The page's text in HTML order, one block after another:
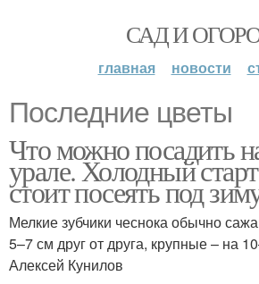
САД И
главная новости
Последние цветы
Что можно посадить
урале. Холодный
стоит посеять под
Мелкие зубчики чеснока обычно
5–7 см друг от друга, крупные – на
Алексей Кунилов